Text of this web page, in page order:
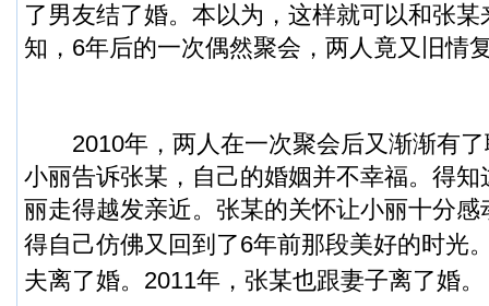
了男友结了婚。本以为，这样就可以和张
知，6年后的一次偶然聚会，两人竟又旧情
2010年，两人在一次聚会后又渐渐有了
小丽告诉张某，自己的婚姻并不幸福。得
丽走得越发亲近。张某的关怀让小丽十分
得自己仿佛又回到了6年前那段美好的时光
夫离了婚。2011年，张某也跟妻子离了婚。